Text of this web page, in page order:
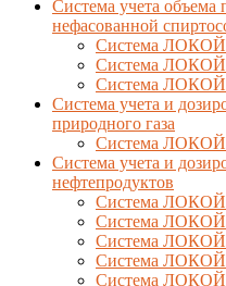
Система учета объема
нефасованной
Система
Система
Система
Система учета и
природного газа
Система
Система учета и
нефтепродуктов
Система
Система
Система
Система
Система